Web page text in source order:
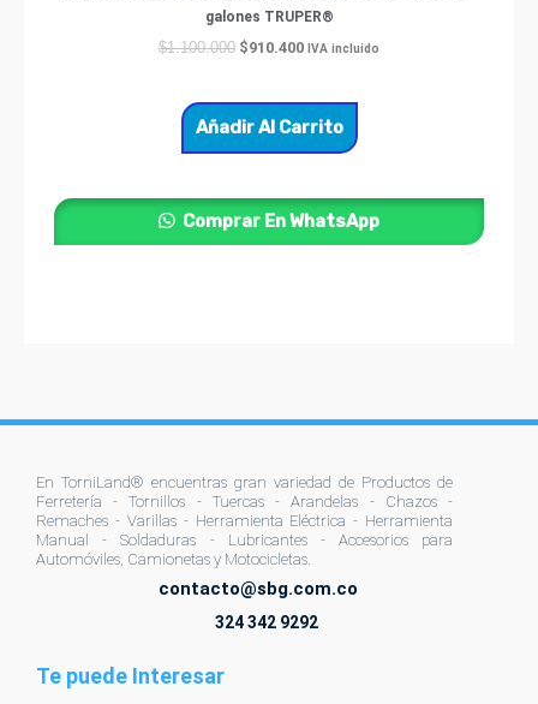
galones TRUPER®
$1.100.000 $910.400 IVA incluido
Añadir Al Carrito
Comprar En WhatsApp
En TorniLand® encuentras gran variedad de Productos de
Ferretería - Tornillos - Tuercas - Arandelas - Chazos -
Remaches - Varillas - Herramienta Eléctrica - Herramienta
Manual - Soldaduras - Lubricantes - Accesorios para
Automóviles, Camionetas y Motocicletas.
contacto@sbg.com.co
324 342 9292
Te puede Interesar